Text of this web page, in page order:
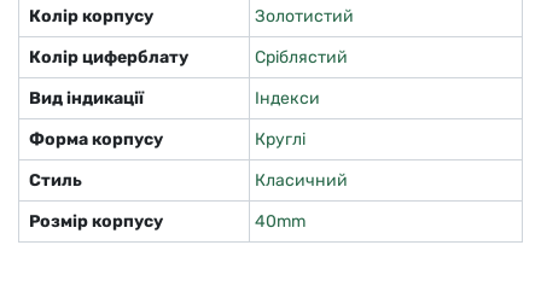
Колір корпусу
Золотистий
Колір циферблату
Сріблястий
Вид індикації
Індекси
Форма корпусу
Круглі
Стиль
Класичний
Розмір корпусу
40mm